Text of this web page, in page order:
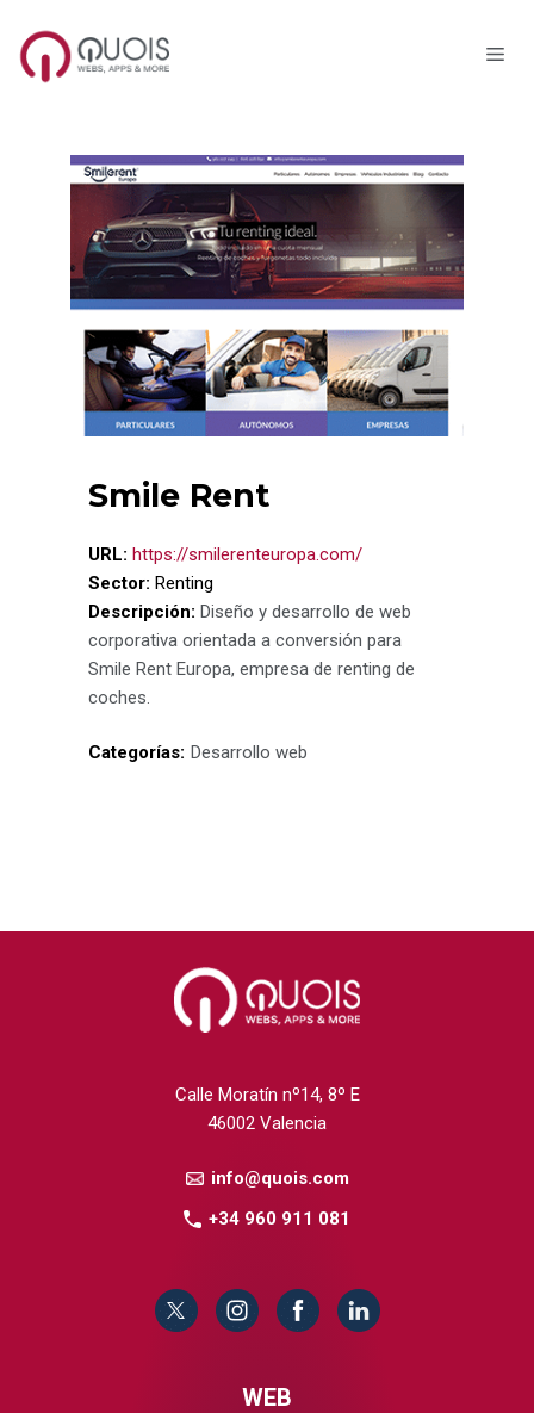
Saltar
Smile Rent
URL: https://smilerenteuropa.com/
Sector:Renting
Descripción:Diseño y desarrollo de web
corporativa orientada a conversión para
Smile Rent Europa, empresa de renting de
coches.
Categorías: Desarrollo web
Calle Moratín nº14, 8º E
46002 Valencia
info@quois.com
+34 960 911 081
WEB